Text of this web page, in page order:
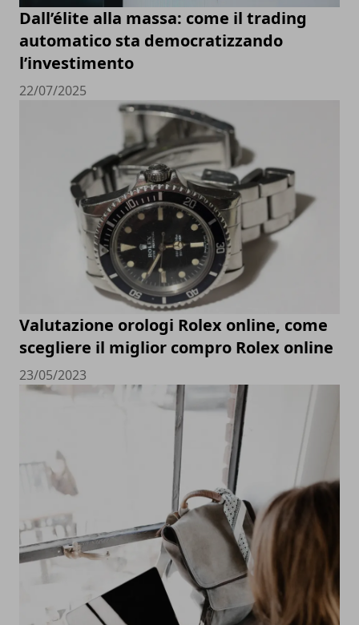
Dall’élite alla massa: come il trading
automatico sta democratizzando
l’investimento
22/07/2025
Valutazione orologi Rolex online, come
scegliere il miglior compro Rolex online
23/05/2023